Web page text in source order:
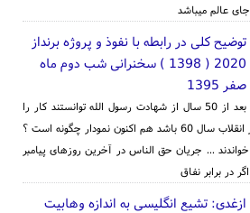
عالم میباشد
توضیح کلی در رابطه با نفوذ و پروژه برنداز
2020 ( 1398 ) سخنرانی شب دوم ماه
صفر 1395
بعد از 50 سال از شهادت رسول الله توانستند کار را
از نفاق به کفر ظاهری اگر معیار انقلاب سال 60 باشد هم اکنون نمودار چگونه است ؟
... جریان حق الناس در آخرین روزهای پیامبر
در برابر نفاق
ازغدی: تشیع انگلیسی به اندازه وهابیت